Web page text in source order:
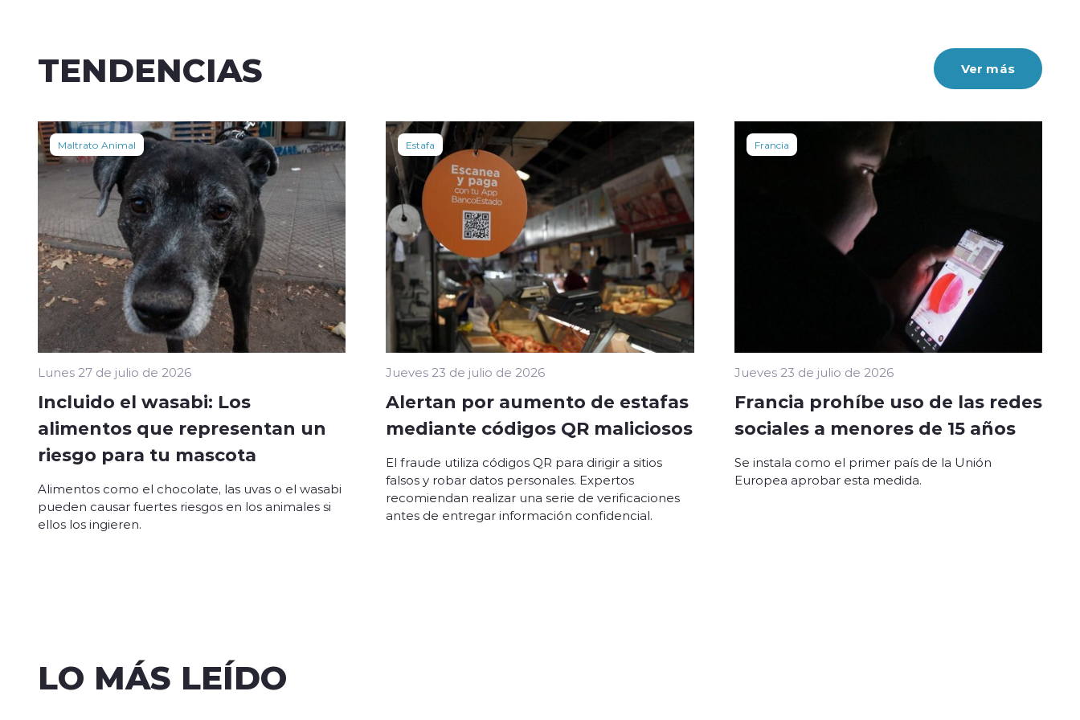
TENDENCIAS Ver más
Maltrato Animal
Lunes 27 de julio de 2026
Incluido el wasabi: Los
alimentos que representan un
riesgo para tu mascota
Alimentos como el chocolate, las uvas o el wasabi
pueden causar fuertes riesgos en los animales si
ellos los ingieren.
Estafa
Jueves 23 de julio de 2026
Alertan por aumento de estafas
mediante códigos QR maliciosos
El fraude utiliza códigos QR para dirigir a sitios
falsos y robar datos personales. Expertos
recomiendan realizar una serie de verificaciones
antes de entregar información confidencial.
Francia
Jueves 23 de julio de 2026
Francia prohíbe uso de las redes
sociales a menores de 15 años
Se instala como el primer país de la Unión
Europea aprobar esta medida.
LO MÁS LEÍDO